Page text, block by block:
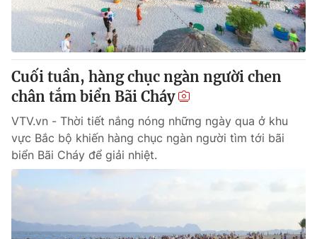
® Cấm sao chép dưới mọi hình thức nếu không có sự chấp
thuận bằng văn bản. Ghi rõ nguồn VTV.vn khi phát hành lại
thông tin từ website này.
Cuối tuần, hàng chục ngàn người chen
chân tắm biển Bãi Cháy
VTV.vn - Thời tiết nắng nóng những ngày qua ở khu
vực Bắc bộ khiến hàng chục ngàn người tìm tới bãi
biển Bãi Cháy để giải nhiệt.